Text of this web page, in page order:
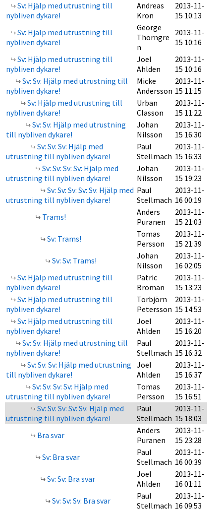
Sv: Hjälp med utrustning till
nybliven dykare!
Andreas
Kron
2013-11-
15 10:13
Sv: Hjälp med utrustning till
nybliven dykare!
George
Thörngre
n
2013-11-
15 10:16
Sv: Hjälp med utrustning till
nybliven dykare!
Joel
Ahlden
2013-11-
15 10:16
Sv: Sv: Hjälp med utrustning till
nybliven dykare!
Micke
Andersson
2013-11-
15 11:15
Sv: Hjälp med utrustning till
nybliven dykare!
Urban
Classon
2013-11-
15 11:22
Sv: Sv: Hjälp med utrustning
till nybliven dykare!
Johan
Nilsson
2013-11-
15 16:30
Sv: Sv: Sv: Hjälp med
utrustning till nybliven dykare!
Paul
Stellmach
2013-11-
15 16:33
Sv: Sv: Sv: Sv: Hjälp med
utrustning till nybliven dykare!
Johan
Nilsson
2013-11-
15 19:23
Sv: Sv: Sv: Sv: Sv: Hjälp med
utrustning till nybliven dykare!
Paul
Stellmach
2013-11-
16 00:19
Trams!
Anders
Puranen
2013-11-
15 21:03
Sv: Trams!
Tomas
Persson
2013-11-
15 21:39
Sv: Sv: Trams!
Johan
Nilsson
2013-11-
16 02:05
Sv: Hjälp med utrustning till
nybliven dykare!
Patric
Broman
2013-11-
15 13:23
Sv: Hjälp med utrustning till
nybliven dykare!
Torbjörn
Petersson
2013-11-
15 14:53
Sv: Hjälp med utrustning till
nybliven dykare!
Joel
Ahlden
2013-11-
15 16:20
Sv: Sv: Hjälp med utrustning till
nybliven dykare!
Paul
Stellmach
2013-11-
15 16:32
Sv: Sv: Sv: Hjälp med utrustning
till nybliven dykare!
Joel
Ahlden
2013-11-
15 16:37
Sv: Sv: Sv: Sv: Hjälp med
utrustning till nybliven dykare!
Tomas
Persson
2013-11-
15 16:51
Sv: Sv: Sv: Sv: Sv: Hjälp med
utrustning till nybliven dykare!
Paul
Stellmach
2013-11-
15 18:03
Bra svar
Anders
Puranen
2013-11-
15 23:28
Sv: Bra svar
Paul
Stellmach
2013-11-
16 00:39
Sv: Sv: Bra svar
Joel
Ahlden
2013-11-
16 01:11
Sv: Sv: Sv: Bra svar
Paul
Stellmach
2013-11-
16 09:53